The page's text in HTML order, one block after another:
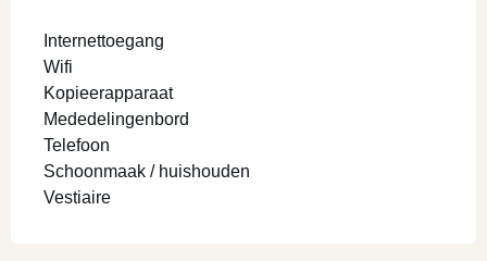
Internettoegang
Wifi
Kopieerapparaat
Mededelingenbord
Telefoon
Schoonmaak / huishouden
Vestiaire